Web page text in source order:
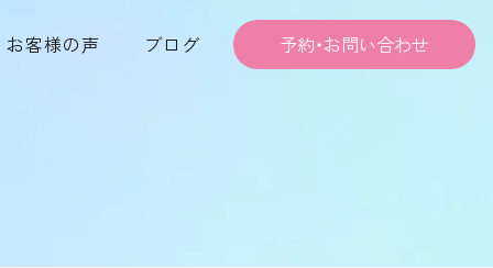
お客様の声 ブログ 予約・お問い合わせ